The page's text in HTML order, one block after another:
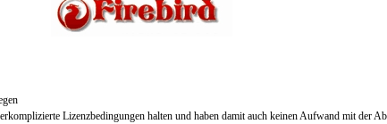
Lizenzbedingungen halten und haben damit auch keinen Aufwand mit der